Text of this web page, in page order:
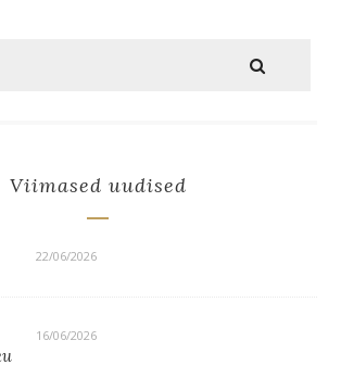
Viimased uudised
22/06/2026
16/06/2026